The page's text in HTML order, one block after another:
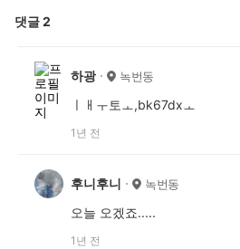
댓글2
하광 녹번동
ㅣㅐㅜ토ㅗ,bk67dxㅗ
1년 전
후니후니 녹번동
오늘 오겠죠.....
1년 전